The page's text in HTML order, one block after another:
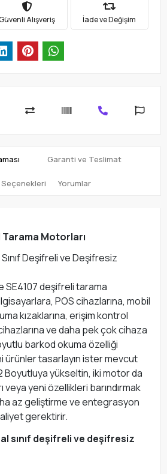
Alışveriş İade ve Değişim
Garanti ve Teslimat
Yorumlar
Tarama Motorları
Deşifreli ve Deşifresiz
SE4107 deşifreli tarama
POS cihazlarına, mobil
kızaklarına, erişim kontrol
ve daha pek çok cihaza
barkod okuma özelliği
ürünler tasarlayın ister mevcut
Boyutluya yükseltin, iki motor da
veya yeni özellikleri barındırmak
az geliştirme ve entegrasyon
gerektirir.
sınıf deşifreli ve deşifresiz